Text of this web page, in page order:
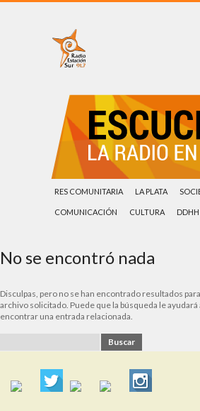
RES COMUNITARIA LA PLATA
COMUNICACIÓN CULTURA DDHH
No se encontró nada
Disculpas, pero no se han encontrado resultados
archivo solicitado. Puede que la búsqueda le ayudará
encontrar una entrada relacionada.